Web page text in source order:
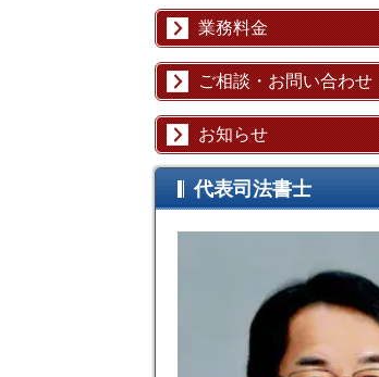
業務料金
ご相談・お問い合わせ
お知らせ
代表司法書士